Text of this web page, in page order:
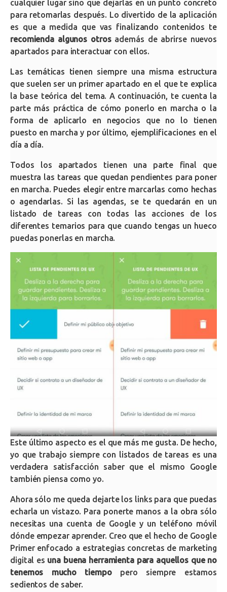
cualquier lugar sino que dejarlas en un punto concreto
para retomarlas después. Lo divertido de la aplicación
es que a medida que vas finalizando contenidos te
recomienda algunos otrosademás de abrirse nuevos
apartados para interactuar con ellos.
Las temáticas tienen siempre una misma estructura
que suelen ser un primer apartado en el que te explica
la base teórica del tema. A continuación, te cuenta la
parte más práctica de cómo ponerlo en marcha o la
forma de aplicarlo en negocios que no lo tienen
puesto en marcha y por último, ejemplificaciones en el
día a día.
Todos los apartados tienen una parte final que
muestra las tareas que quedan pendientes para poner
en marcha. Puedes elegir entre marcarlas como hechas
o agendarlas. Si las agendas, se te quedarán en un
listado de tareas con todas las acciones de los
diferentes temarios para que cuando tengas un hueco
puedas ponerlas en marcha.
Este último aspecto es el que más me gusta. De hecho,
yo que trabajo siempre con listados de tareas es una
verdadera satisfacción saber que el mismo Google
también piensa como yo.
Ahora sólo me queda dejarte los links para que puedas
echarla un vistazo. Para ponerte manos a la obra sólo
necesitas una cuenta de Google y un teléfono móvil
dónde empezar aprender. Creo que el hecho de Google
Primer enfocado a estrategias concretas de marketing
digital es una buena herramienta para aquellos que no
tenemos mucho tiempopero siempre estamos
sedientos de saber.